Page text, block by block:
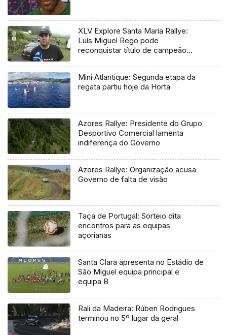
XLV Explore Santa Maria Rallye:
Luís Miguel Rego pode
reconquistar título de campeão
Mini Atlantique: Segunda etapa da
regata partiu hoje da Horta
Azores Rallye: Presidente do Grupo
Desportivo Comercial lamenta
indiferença do Governo
Azores Rallye: Organização acusa
Governo de falta de visão
Taça de Portugal: Sorteio dita
encontros para as equipas
açorianas
Santa Clara apresenta no Estádio de
São Miguel equipa principal e
equipa B
Rali da Madeira: Rúben Rodrigues
terminou no 5º lugar da geral